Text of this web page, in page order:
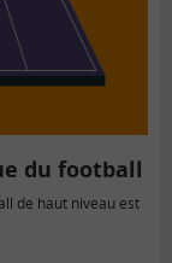
du football
de haut niveau est